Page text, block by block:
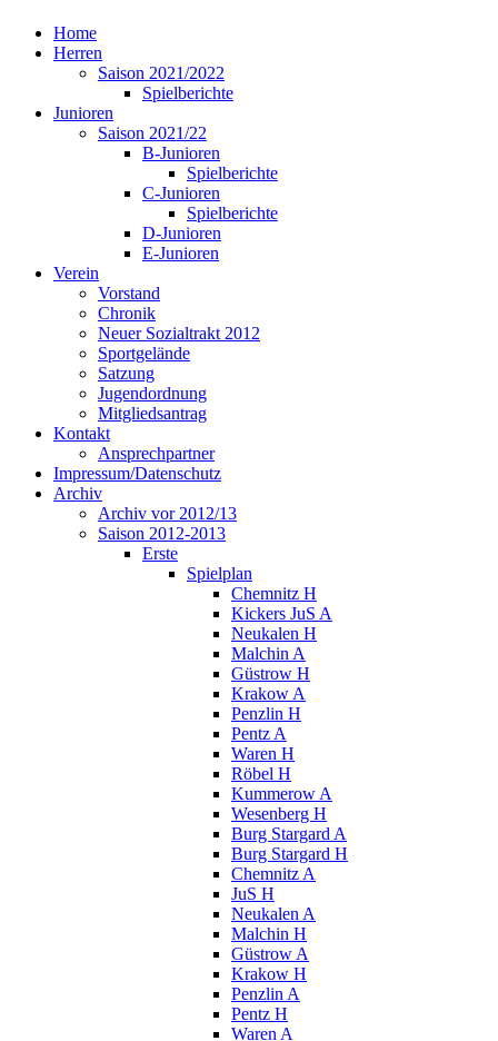
Home
Herren
Saison 2021/2022
Spielberichte
Junioren
Saison 2021/22
B-Junioren
Spielberichte
C-Junioren
Spielberichte
D-Junioren
E-Junioren
Verein
Vorstand
Chronik
Neuer Sozialtrakt 2012
Sportgelände
Satzung
Jugendordnung
Mitgliedsantrag
Kontakt
Ansprechpartner
Impressum/Datenschutz
Archiv
Archiv vor 2012/13
Saison 2012-2013
Erste
Spielplan
Chemnitz H
Kickers JuS A
Neukalen H
Malchin A
Güstrow H
Krakow A
Penzlin H
Pentz A
Waren H
Röbel H
Kummerow A
Wesenberg H
Burg Stargard A
Burg Stargard H
Chemnitz A
JuS H
Neukalen A
Malchin H
Güstrow A
Krakow H
Penzlin A
Pentz H
Waren A